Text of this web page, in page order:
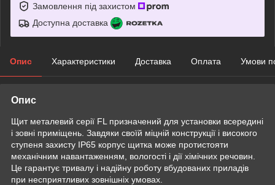
Замовлення під захистом
Доступна доставка
Опис Характеристики Доставка Оплата Умови
Опис
Щит металевий серії FL призначений для установки всередині
і зовні приміщень. Завдяки своїй міцній конструкції і високого
ступеня захисту IP65 корпус щитка може протистояти
механічним навантаженням, вологості і дії хімічних речовин.
Це гарантує тривалу і надійну роботу вбудованих приладів
при несприятливих зовнішніх умовах.